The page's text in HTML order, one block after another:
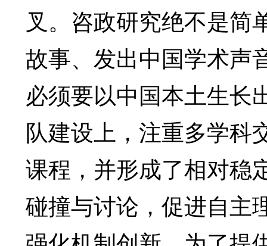
叉。咨政研究绝不是简
故事、发出中国学术声
必须要以中国本土生长
队建设上，注重多学科
课程，并形成了相对稳
碰撞与讨论，促进自主